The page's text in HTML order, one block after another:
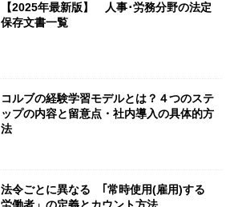
【2025年最新版】 人事･労務分野の法定
保存文書一覧
コルブの経験学習モデルとは？４つのステ
ップの内容と留意点・社内導入の具体的方
法
法令ごとに異なる ｢常時使用(雇用)する